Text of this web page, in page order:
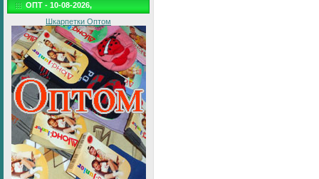
ОПТ - 10-08-2026,
Шкарпетки Оптом